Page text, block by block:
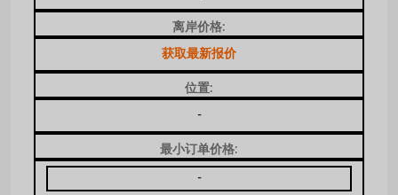
离岸价格:
获取最新报价
位置:
-
最小订单价格:
-